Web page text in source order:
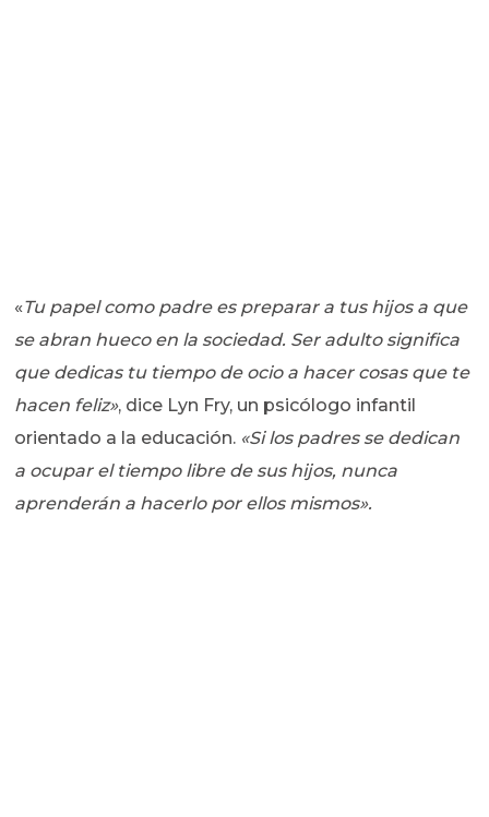
«Tu papel como padre es preparar a tus hijos a que
se abran hueco en la sociedad. Ser adulto significa
que dedicas tu tiempo de ocio a hacer cosas que te
hacen feliz», dice Lyn Fry, un psicólogo infantil
orientado a la educación. «Si los padres se dedican
a ocupar el tiempo libre de sus hijos, nunca
aprenderán a hacerlo por ellos mismos».